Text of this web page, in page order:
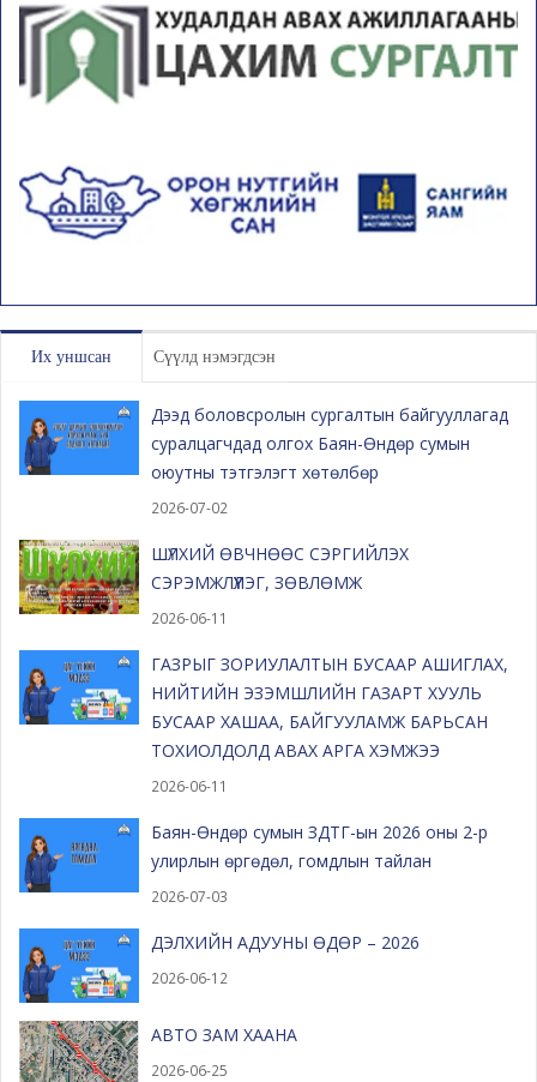
Их уншсан Сүүлд нэмэгдсэн
Дээд боловсролын сургалтын байгууллагад
суралцагчдад олгох Баян-Өндөр сумын
оюутны тэтгэлэгт хөтөлбөр
2026-07-02
ШҮЛХИЙ ӨВЧНӨӨС СЭРГИЙЛЭХ
СЭРЭМЖЛҮҮЛЭГ, ЗӨВЛӨМЖ
2026-06-11
ГАЗРЫГ ЗОРИУЛАЛТЫН БУСААР АШИГЛАХ,
НИЙТИЙН ЭЗЭМШЛИЙН ГАЗАРТ ХУУЛЬ
БУСААР ХАШАА, БАЙГУУЛАМЖ БАРЬСАН
ТОХИОЛДОЛД АВАХ АРГА ХЭМЖЭЭ
2026-06-11
Баян-Өндөр сумын ЗДТГ-ын 2026 оны 2-р
улирлын өргөдөл, гомдлын тайлан
2026-07-03
ДЭЛХИЙН АДУУНЫ ӨДӨР – 2026
2026-06-12
АВТО ЗАМ ХААНА
2026-06-25